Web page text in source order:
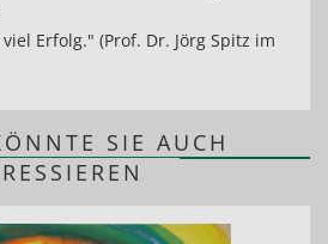
Erfolg." (Prof. Dr. Jörg Spitz im
SIE AUCH